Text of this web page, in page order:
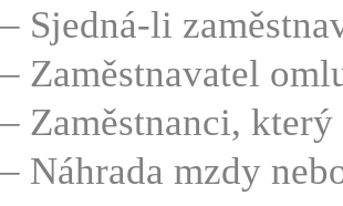
– Sjedná-li
– Zaměstnavatel
– Zaměstnanci,
– Náhrada mzdy